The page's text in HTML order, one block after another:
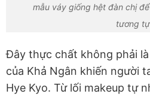
mẫu váy giống hệt đàn chị
tương
Đây thực chất không phải
của Khả Ngân khiến người
Hye Kyo. Từ lối makeup tự